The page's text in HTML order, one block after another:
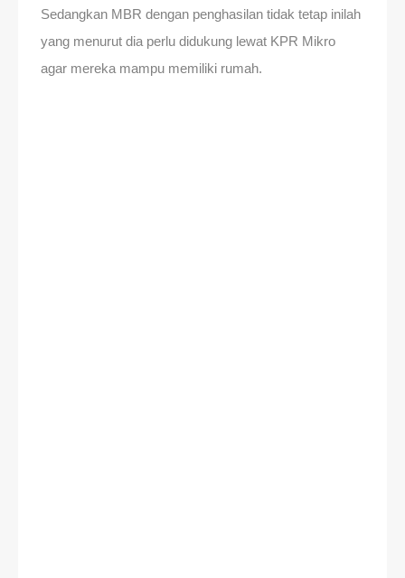
Sedangkan MBR dengan penghasilan tidak tetap inilah
yang menurut dia perlu didukung lewat KPR Mikro
agar mereka mampu memiliki rumah.